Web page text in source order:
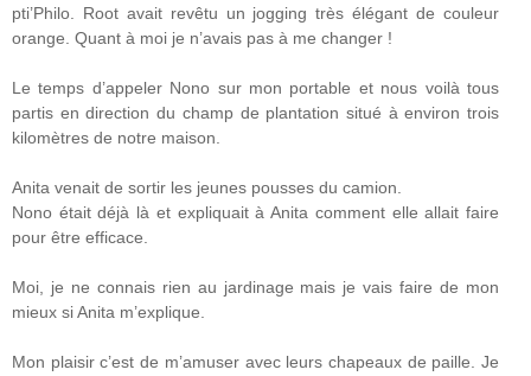
pti’Philo. Root avait revêtu un jogging très élégant de couleur
orange. Quant à moi je n’avais pas à me changer !
Le temps d’appeler Nono sur mon portable et nous voilà tous
partis en direction du champ de plantation situé à environ trois
kilomètres de notre maison.
Anita venait de sortir les jeunes pousses du camion.
Nono était déjà là et expliquait à Anita comment elle allait faire
pour être efficace.
Moi, je ne connais rien au jardinage mais je vais faire de mon
mieux si Anita m’explique.
Mon plaisir c’est de m’amuser avec leurs chapeaux de paille. Je